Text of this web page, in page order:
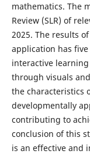
mathematics. The
Review (SLR) of
2025. The results
application has
interactive
through visuals
the characteristics
developmentally
contributing to
conclusion of this
is an effective and